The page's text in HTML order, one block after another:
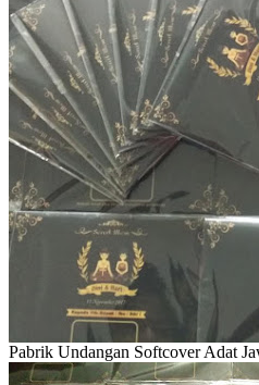
Pabrik Undangan Softcover Adat